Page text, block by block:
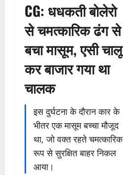
CG: धधकती बोलेरो
से चमत्कारिक ढंग से
बचा मासूम, एसी चालू
कर बाजार गया था
चालक
इस दुर्घटना के दौरान कार के
भीतर एक मासूम बच्चा मौजूद
था, जो वक्त रहते चमत्कारिक
रूप से सुरक्षित बाहर निकल
आया।